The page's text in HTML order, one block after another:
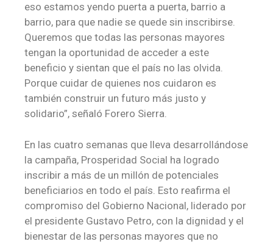
eso estamos yendo puerta a puerta, barrio a
barrio, para que nadie se quede sin inscribirse.
Queremos que todas las personas mayores
tengan la oportunidad de acceder a este
beneficio y sientan que el país no las olvida.
Porque cuidar de quienes nos cuidaron es
también construir un futuro más justo y
solidario”, señaló Forero Sierra.
En las cuatro semanas que lleva desarrollándose
la campaña, Prosperidad Social ha logrado
inscribir a más de un millón de potenciales
beneficiarios en todo el país. Esto reafirma el
compromiso del Gobierno Nacional, liderado por
el presidente Gustavo Petro, con la dignidad y el
bienestar de las personas mayores que no